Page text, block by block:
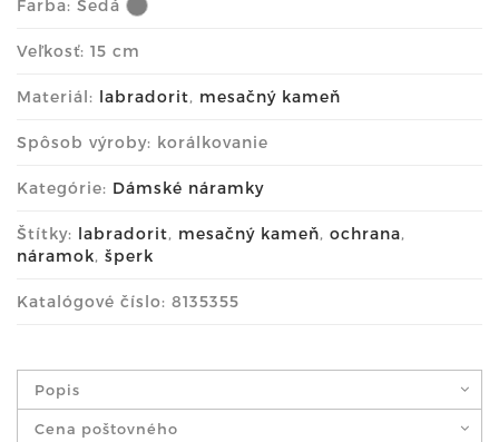
Farba: Šedá
Veľkosť: 15 cm
Materiál: labradorit, mesačný kameň
Spôsob výroby: korálkovanie
Kategórie: Dámské náramky
Štítky: labradorit, mesačný kameň, ochrana,
náramok, šperk
Katalógové číslo: 8135355
Popis
Cena poštovného